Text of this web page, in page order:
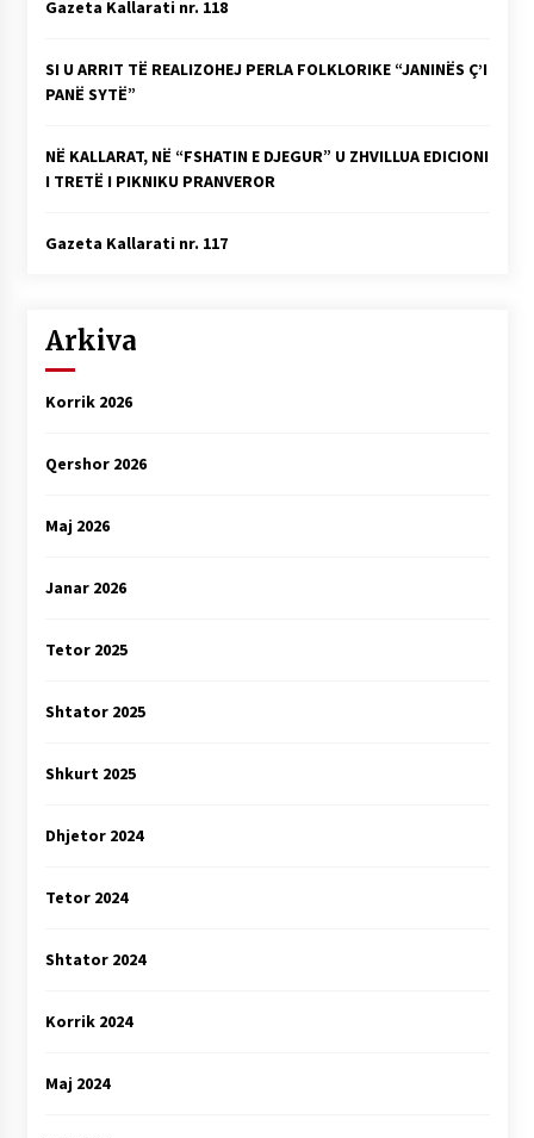
Gazeta Kallarati nr. 118
SI U ARRIT TË REALIZOHEJ PERLA FOLKLORIKE “JANINËS Ç’I
PANË SYTË”
NË KALLARAT, NË “FSHATIN E DJEGUR” U ZHVILLUA EDICIONI
I TRETË I PIKNIKU PRANVEROR
Gazeta Kallarati nr. 117
Arkiva
Korrik 2026
Qershor 2026
Maj 2026
Janar 2026
Tetor 2025
Shtator 2025
Shkurt 2025
Dhjetor 2024
Tetor 2024
Shtator 2024
Korrik 2024
Maj 2024